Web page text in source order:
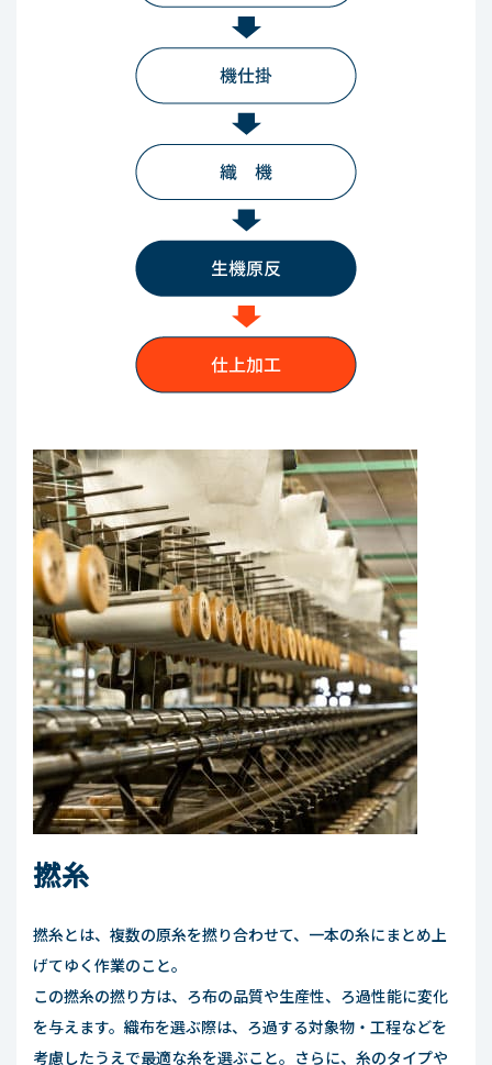
撚糸
撚糸とは、複数の原糸を撚り合わせて、一本の糸にまとめ上
げてゆく作業のこと。
この撚糸の撚り方は、ろ布の品質や生産性、ろ過性能に変化
を与えます。織布を選ぶ際は、ろ過する対象物・工程などを
考慮したうえで最適な糸を選ぶこと。さらに、糸のタイプや